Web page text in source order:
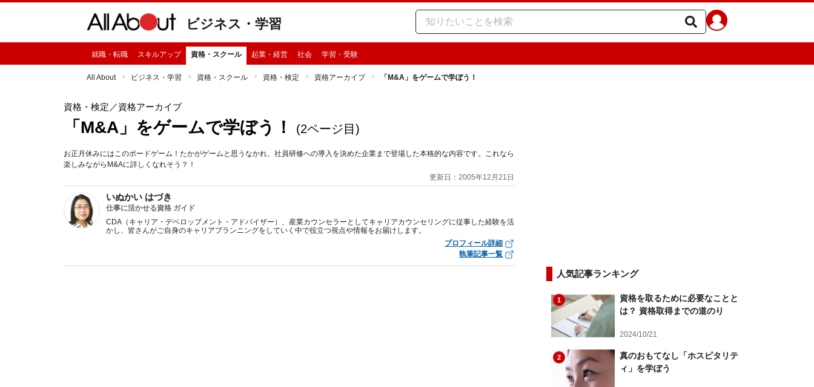
ビジネス・学習
就職・転職 スキルアップ 資格・スクール 起業・経営 社会 学習・受験
All About ビジネス・学習 資格・スクール 資格・検定 資格アーカイブ 「M&A」をゲームで学ぼう！
資格・検定 ／資格アーカイブ
「M&A」をゲームで学ぼう！ (2ページ目)
お正月休みにはこのボードゲーム！たかがゲームと思うなかれ、社員研修への導入を決めた企業まで登場した本格的な内容です。これなら
楽しみながらM&Aに詳しくなれそう？！
更新日：2005年12月21日
いぬかい はづき
仕事に活かせる資格 ガイド
CDA（キャリア・デベロップメント・アドバイザー）、産業カウンセラーとしてキャリアカウンセリングに従事した経験を活
かし、皆さんがご自身のキャリアプランニングをしていく中で役立つ視点や情報をお届けします。
プロフィール詳細
執筆記事一覧
人気記事ランキング
1
資格を取るために必要なことと
は？ 資格取得までの道のり
2024/10/21
2
真のおもてなし「ホスピタリテ
ィ」を学ぼう